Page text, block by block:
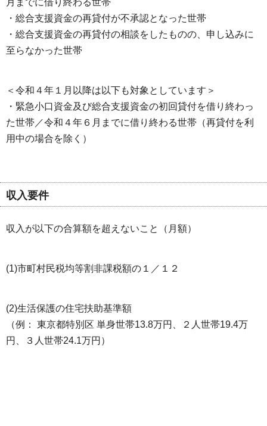
月までに借り終わる世帯
・総合支援資金の再貸付が不承認となった世帯
・総合支援資金の再貸付の相談をしたものの、申し込みに
至らなかった世帯
＜令和４年１月以降は以下も対象としています＞
・緊急小口資金及び総合支援資金の初回貸付を借り終わっ
た世帯／令和４年６月までに借り終わる世帯（再貸付を利
用中の場合を除く）
収入要件
収入が以下の合算額を超えないこと（月額）
(1)市町村民税均等割非課税額の１／１２
(2)生活保護の住宅扶助基準額
（例： 東京都特別区 単身世帯13.8万円、２人世帯19.4万
円、３人世帯24.1万円）